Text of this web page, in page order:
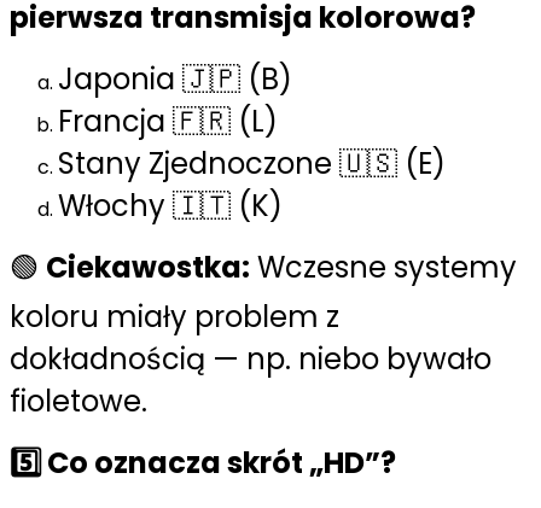
pierwsza transmisja kolorowa?
Japonia 🇯🇵 (B)
Francja 🇫🇷 (L)
Stany Zjednoczone 🇺🇸 (E)
Włochy 🇮🇹 (K)
🟢 Ciekawostka: Wczesne systemy
koloru miały problem z
dokładnością — np. niebo bywało
fioletowe.
5️⃣ Co oznacza skrót „HD”?